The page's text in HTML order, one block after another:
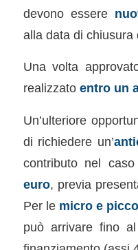
devono essere
alla data di chiusura
Una volta
realizzato entro un
Un’ulteriore
di richiedere un’
contributo nel
euro, previa
Per le micro e
può arrivare fino al